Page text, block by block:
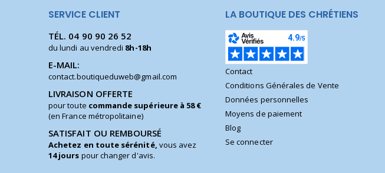
SERVICE CLIENT
TÉL. 04 90 90 26 52
du lundi au vendredi 8h-18h
E-MAIL:
contact.boutiqueduweb@gmail.com
LIVRAISON OFFERTE
pour toute commande supérieure à 58 €
(en France métropolitaine)
SATISFAIT OU REMBOURSÉ
Achetez en toute sérénité, vous avez
14 jours pour changer d'avis.
LA BOUTIQUE DES CHRÉTIENS
Contact
Conditions Générales de Vente
Données personnelles
Moyens de paiement
Blog
Se connecter